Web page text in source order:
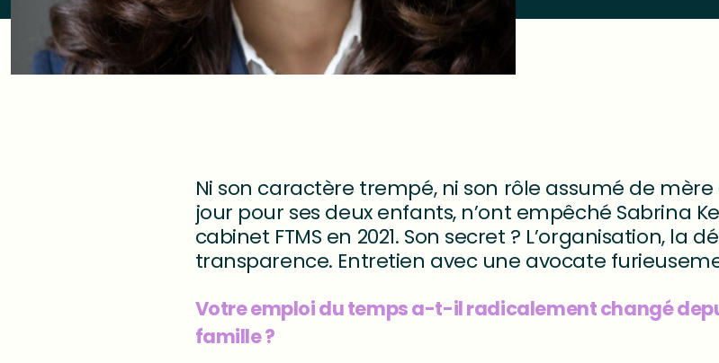
Ni son caractère trempé, ni son rôle assumé de
jour pour ses deux enfants, n’ont empêché Sabrina
cabinet FTMS en 2021. Son secret ? L’organisation, la
transparence. Entretien avec une avocate
Votre emploi du temps a-t-il radicalement changé
famille ?